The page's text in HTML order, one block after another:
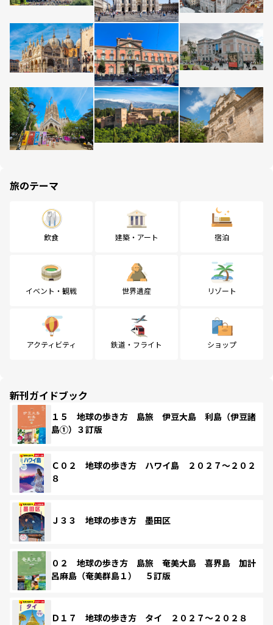
旅のテーマ
飲食 建築・アート 宿泊
イベント・観戦 世界遺産 リゾート
アクティビティ 鉄道・フライト ショップ
新刊ガイドブック
１５ 地球の歩き方 島旅 伊豆大島 利島（伊豆諸
島①）３訂版
Ｃ０２ 地球の歩き方 ハワイ島 ２０２７～２０２
８
Ｊ３３ 地球の歩き方 墨田区
０２ 地球の歩き方 島旅 奄美大島 喜界島 加計
呂麻島（奄美群島１） ５訂版
Ｄ１７ 地球の歩き方 タイ ２０２７～２０２８